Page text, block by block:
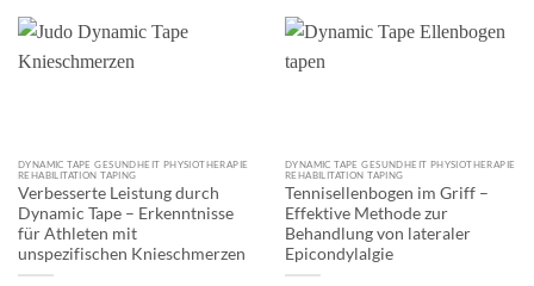
DYNAMIC TAPE GESUNDHEIT PHYSIOTHERAPIE
REHABILITATION TAPING
Verbesserte Leistung durch
Dynamic Tape – Erkenntnisse
für Athleten mit
unspezifischen Knieschmerzen
DYNAMIC TAPE GESUNDHEIT PHYSIOTHERAPIE
REHABILITATION TAPING
Tennisellenbogen im Griff –
Effektive Methode zur
Behandlung von lateraler
Epicondylalgie